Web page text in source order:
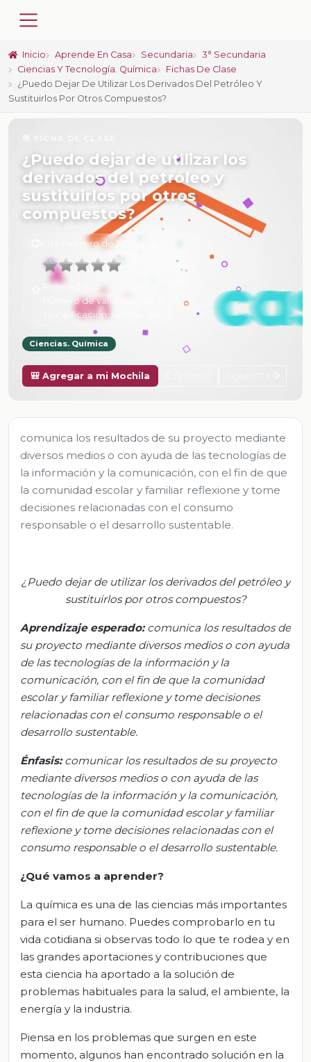
Inicio Aprende En Casa Secundaria
3° Secundaria
Ciencias Y Tecnología. Química
Fichas De Clase
¿Puedo Dejar De Utilizar Los Derivados Del Petróleo Y
Sustituirlos Por Otros Compuestos?
¿Puedo dejar de utilizar los
derivados del petróleo y
sustituirlos por otros
compuestos?
6 de Febrero de 2025 a las 17:12
Promedio:
Número de valoraciones:
Tu calificación:Sin calificar
Ciencias. Química
🎒 Agregar a mi Mochila
comunica los resultados de su proyecto mediante
diversos medios o con ayuda de las tecnologías de
la información y la comunicación, con el fin de que
la comunidad escolar y familiar reflexione y tome
decisiones relacionadas con el consumo
responsable o el desarrollo sustentable.
¿Puedo dejar de utilizar los derivados del petróleo y
sustituirlos por otros compuestos?
Aprendizaje esperado: comunica los resultados de
su proyecto mediante diversos medios o con ayuda
de las tecnologías de la información y la
comunicación, con el fin de que la comunidad
escolar y familiar reflexione y tome decisiones
relacionadas con el consumo responsable o el
desarrollo sustentable.
Énfasis: comunicar los resultados de su proyecto
mediante diversos medios o con ayuda de las
tecnologías de la información y la comunicación,
con el fin de que la comunidad escolar y familiar
reflexione y tome decisiones relacionadas con el
consumo responsable o el desarrollo sustentable.
¿Qué vamos a aprender?
La química es una de las ciencias más importantes
para el ser humano. Puedes comprobarlo en tu
vida cotidiana si observas todo lo que te rodea y en
las grandes aportaciones y contribuciones que
esta ciencia ha aportado a la solución de
problemas habituales para la salud, el ambiente, la
energía y la industria.
Piensa en los problemas que surgen en este
momento, algunos han encontrado solución en la